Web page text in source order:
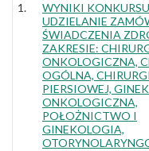
1.
WYNIKI
UDZIELANIE
ŚWIADCZENIA
ZAKRESIE:
ONKOLOGICZNA,
OGÓLNA,
PIERSIOWEJ,
ONKOLOGICZNA,
POŁOŻNICTWO I
GINEKOLOGIA,